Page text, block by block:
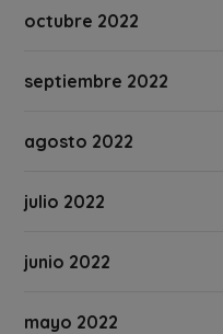
octubre 2022
septiembre 2022
agosto 2022
julio 2022
junio 2022
mayo 2022